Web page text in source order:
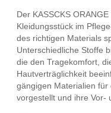
Der KASSCKS
Kleidungsstück im
des richtigen Materials
Unterschiedliche Stoffe
die den Tragekomfort,
Hautverträglichkeit
gängigen Materialien für
vorgestellt und ihre Vor-